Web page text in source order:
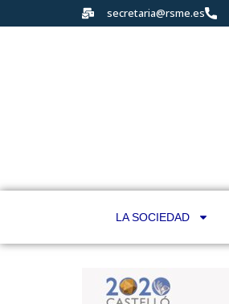
secretaria@rsme.es
LA SOCIEDAD